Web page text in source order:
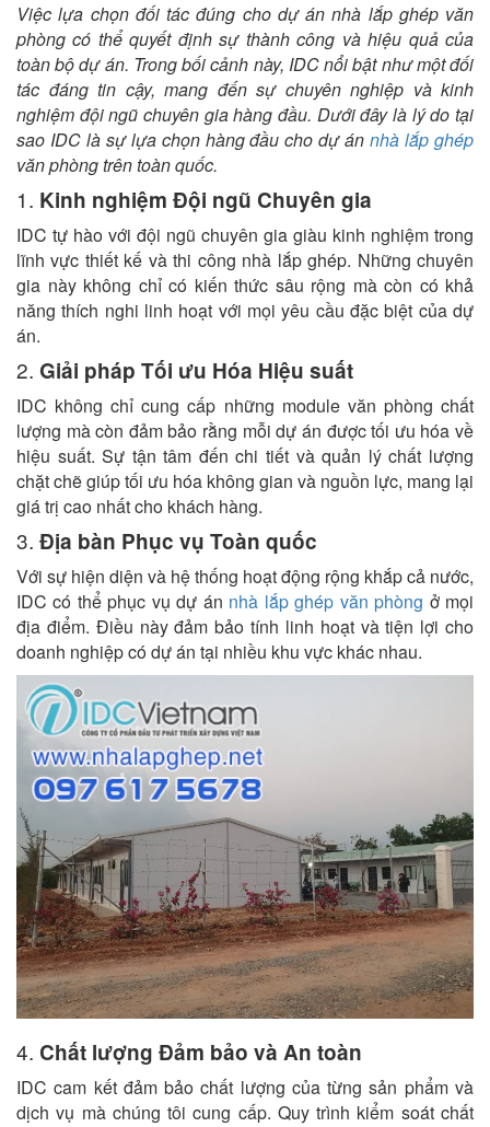
Việc lựa chọn đối tác đúng cho dự án nhà lắp ghép văn
phòng có thể quyết định sự thành công và hiệu quả của
toàn bộ dự án. Trong bối cảnh này, IDC nổi bật như một đối
tác đáng tin cậy, mang đến sự chuyên nghiệp và kinh
nghiệm đội ngũ chuyên gia hàng đầu. Dưới đây là lý do tại
sao IDC là sự lựa chọn hàng đầu cho dự ánnhà lắp ghép
văn phòng trên toàn quốc.
1. Kinh nghiệm Đội ngũ Chuyên gia
IDC tự hào với đội ngũ chuyên gia giàu kinh nghiệm trong
lĩnh vực thiết kế và thi công nhà lắp ghép. Những chuyên
gia này không chỉ có kiến thức sâu rộng mà còn có khả
năng thích nghi linh hoạt với mọi yêu cầu đặc biệt của dự
án.
2. Giải pháp Tối ưu Hóa Hiệu suất
IDC không chỉ cung cấp những module văn phòng chất
lượng mà còn đảm bảo rằng mỗi dự án được tối ưu hóa về
hiệu suất. Sự tận tâm đến chi tiết và quản lý chất lượng
chặt chẽ giúp tối ưu hóa không gian và nguồn lực, mang lại
giá trị cao nhất cho khách hàng.
3. Địa bàn Phục vụ Toàn quốc
Với sự hiện diện và hệ thống hoạt động rộng khắp cả nước,
IDC có thể phục vụ dự án nhà lắp ghép văn phòng ở mọi
địa điểm. Điều này đảm bảo tính linh hoạt và tiện lợi cho
doanh nghiệp có dự án tại nhiều khu vực khác nhau.
4. Chất lượng Đảm bảo và An toàn
IDC cam kết đảm bảo chất lượng của từng sản phẩm và
dịch vụ mà chúng tôi cung cấp. Quy trình kiểm soát chất